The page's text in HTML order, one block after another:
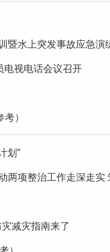
暨水上突发事故应急演
电视电话会议召开
）
划”
两项整治工作走深走实
减灾指南来了